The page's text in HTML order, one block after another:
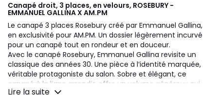
Canapé droit, 3 places, en velours, ROSEBURY -
EMMANUEL GALLINA X AM.PM
Le canapé 3 places Rosebury créé par Emmanuel Gallina,
en exclusivité pour AM.PM. Un dossier légèrement incurvé
pour un canapé tout en rondeur et en douceur.
Avec le canapé Rosebury, Emmanuel Gallina revisite un
classique des années 30. Une pièce à l’identité marquée,
véritable protagoniste du salon. Sobre et élégant, ce
canapé à la ligne arrondie offre un volume généreux qui
Lire la suite